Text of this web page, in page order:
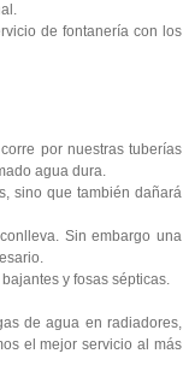
de fontanería con los
por nuestras tuberías
agua dura.
sino que también dañará
Sin embargo una
y fosas sépticas.
de agua en radiadores,
el mejor servicio al más